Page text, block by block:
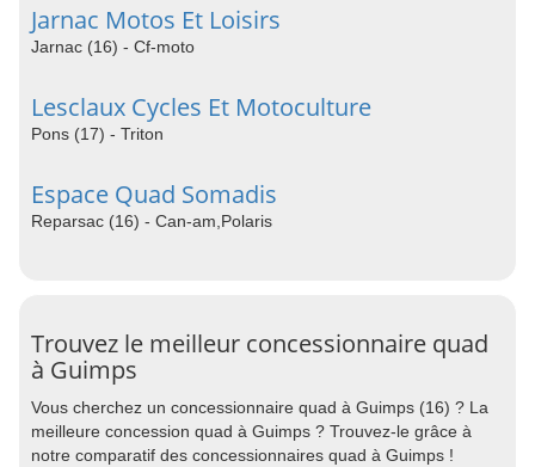
Jarnac Motos Et Loisirs
Jarnac (16) - Cf-moto
Lesclaux Cycles Et Motoculture
Pons (17) - Triton
Espace Quad Somadis
Reparsac (16) - Can-am,Polaris
Trouvez le meilleur concessionnaire quad
à Guimps
Vous cherchez un concessionnaire quad à Guimps (16) ? La
meilleure concession quad à Guimps ? Trouvez-le grâce à
notre comparatif des concessionnaires quad à Guimps !